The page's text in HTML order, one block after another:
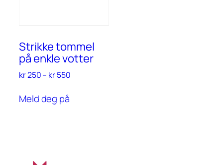
Strikke tommel
på enkle votter
kr250– kr550Prisområde:
Meld deg påaktiviteten